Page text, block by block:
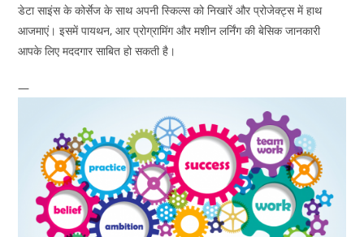
डेटा साइंस के कोर्सेज के साथ अपनी स्किल्स को निखारें और प्रोजेक्ट्स में हाथ
आजमाएं। इसमें पायथन, आर प्रोग्रामिंग और मशीन लर्निंग की बेसिक जानकारी
आपके लिए मददगार साबित हो सकती है।
—